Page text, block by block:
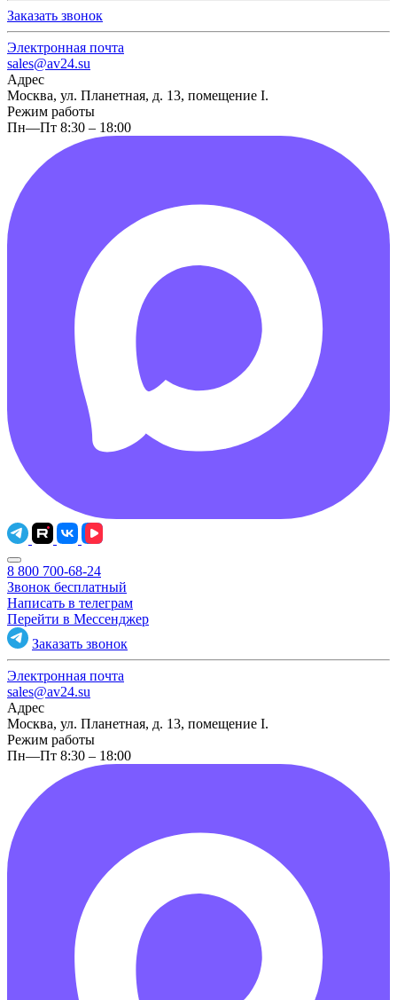
Заказать звонок
Электронная почта
sales@av24.su
Адрес
Москва, ул. Планетная, д. 13, помещение I.
Режим работы
Пн—Пт 8:30 – 18:00
8 800 700-68-24
Звонок бесплатный
Написать в телеграм
Перейти в Мессенджер
Заказать звонок
Электронная почта
sales@av24.su
Адрес
Москва, ул. Планетная, д. 13, помещение I.
Режим работы
Пн—Пт 8:30 – 18:00